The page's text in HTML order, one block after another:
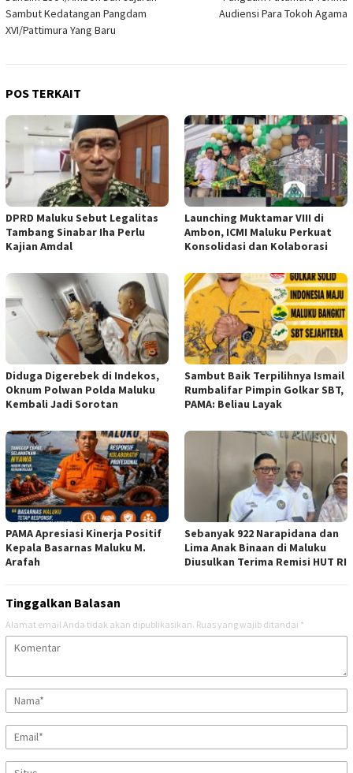
pos
Sambut Kedatangan Pangdam
XVI/Pattimura Yang Baru
Audiensi Para Tokoh Agama
POS TERKAIT
DPRD Maluku Sebut Legalitas
Tambang Sinabar Iha Perlu
Kajian Amdal
Launching Muktamar VIII di
Ambon, ICMI Maluku Perkuat
Konsolidasi dan Kolaborasi
Diduga Digerebek di Indekos,
Oknum Polwan Polda Maluku
Kembali Jadi Sorotan
Sambut Baik Terpilihnya Ismail
Rumbalifar Pimpin Golkar SBT,
PAMA: Beliau Layak
PAMA Apresiasi Kinerja Positif
Kepala Basarnas Maluku M.
Arafah
Sebanyak 922 Narapidana dan
Lima Anak Binaan di Maluku
Diusulkan Terima Remisi HUT RI
Tinggalkan Balasan
Alamat email Anda tidak akan dipublikasikan. Ruas yang wajib ditandai *